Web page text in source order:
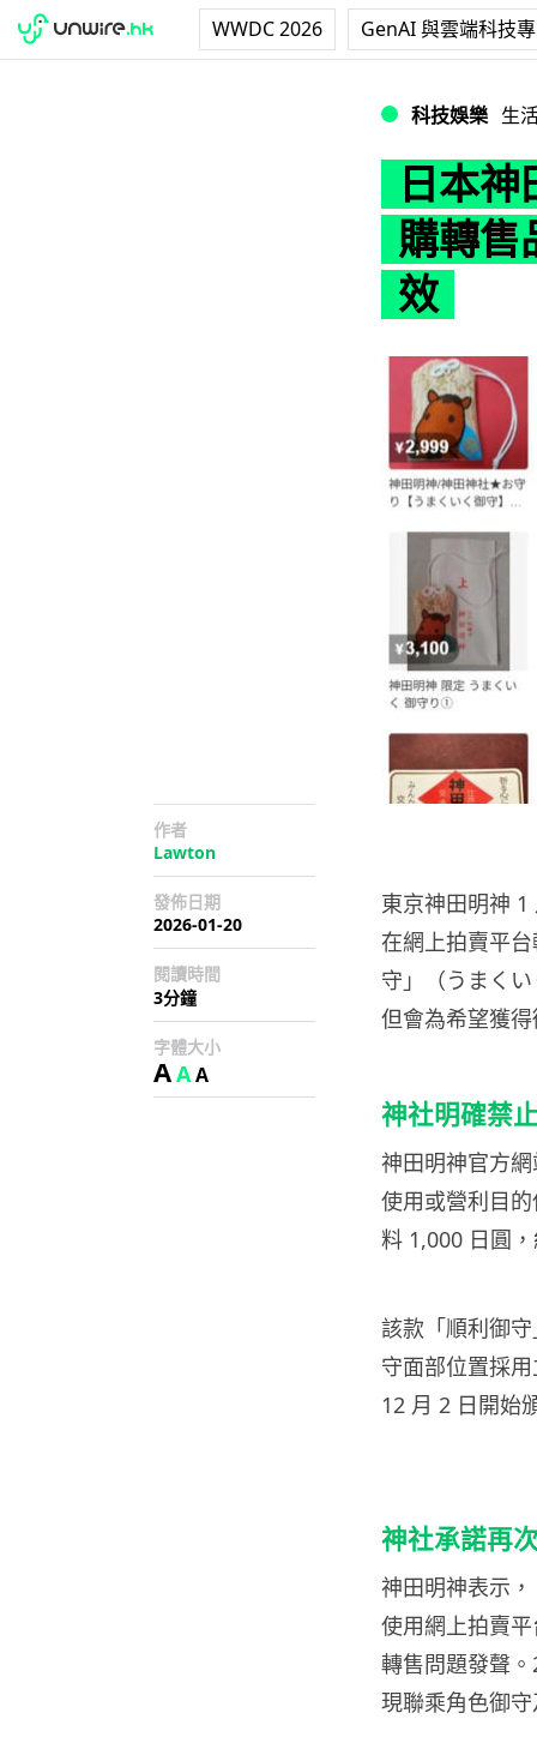
WWDC 2026 GenAI 與雲端科技
科技娛樂 生
日本
購轉售
效
作者
Lawton
發佈日期
2026-01-20
閱讀時間
3分鐘
字體大小
AAA
東京神田明神
在網上拍賣平
守」（うまく
但會為希望獲
神社明確禁
神田明神官方
使用或營利目
料 1,000 日圓
該款「順利御
守面部位置採
12 月 2 日開始
神社承諾再
神田明神表示
使用網上拍賣
轉售問題發聲
現聯乘角色御